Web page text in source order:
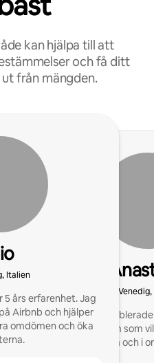
kan hjälpa till att
och få ditt
från mängden.
Italien
5 års erfarenhet. Jag
Airbnb och hjälper
omdömen och öka
På kort tid
partner för dem som
ska vara lönsam och i